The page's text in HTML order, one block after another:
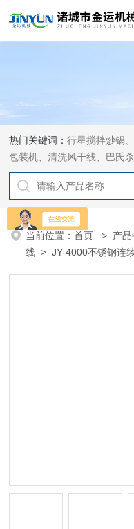
热门关键词：行星搅拌炒锅
包装机、清洗风干线、巴氏
干机
当前位置：首页 > 产
线 > JY-4000不锈钢连